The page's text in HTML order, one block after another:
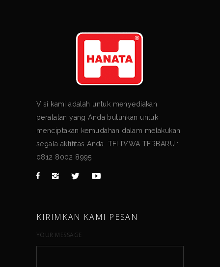
Visi kami adalah untuk menyediakan
peralatan yang Anda butuhkan untuk
menciptakan kemudahan dalam melakukan
segala aktifitas Anda. TELP/WA TERBARU :
0812 8002 8995
KIRIMKAN KAMI PESAN
YOUR MESSAGE